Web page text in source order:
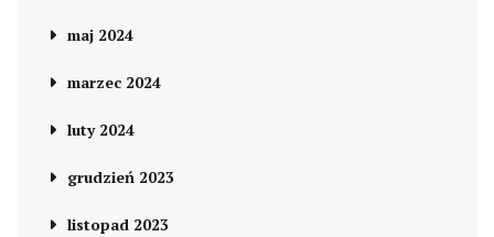
maj 2024
marzec 2024
luty 2024
grudzień 2023
listopad 2023